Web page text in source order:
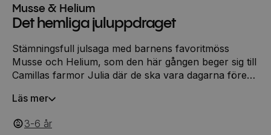
Musse & Helium
Det hemliga juluppdraget
Stämningsfull julsaga med barnens favoritmöss
Musse och Helium, som den här gången beger sig till
Camillas farmor Julia där de ska vara dagarna före
de kommit fram händer det dessutom något alldeles
fantastisk hemlighet, och Musse och Helium måste
Läs mer
3-6 ‎‎ år